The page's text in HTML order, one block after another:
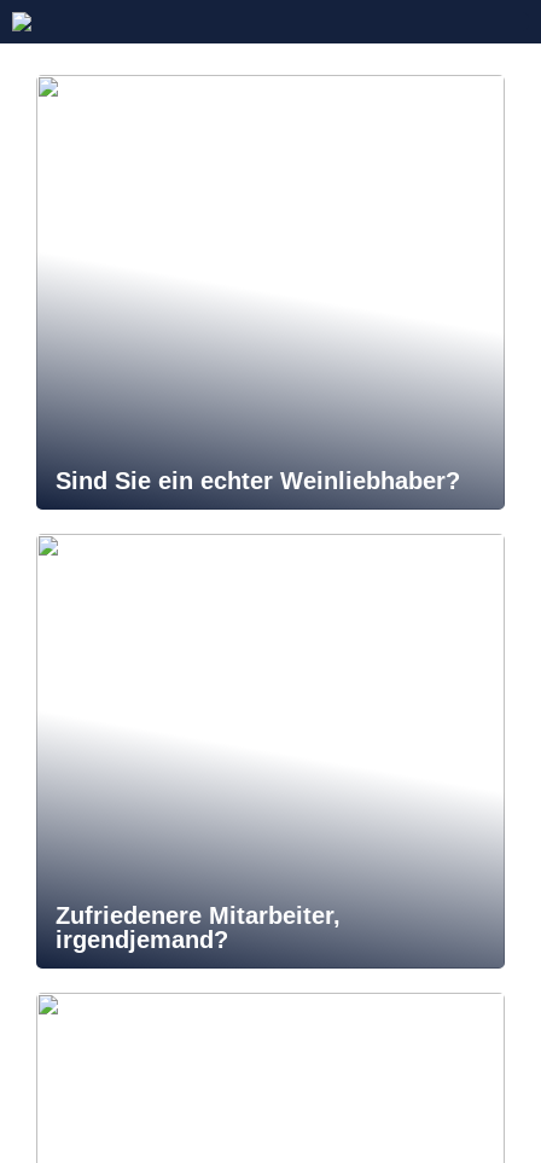
Sind Sie ein echter Weinliebhaber?
Zufriedenere Mitarbeiter,
irgendjemand?